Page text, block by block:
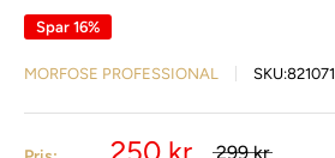
Spar 16%
MORFOSE PROFESSIONAL SKU:821071
250 kr 299 kr